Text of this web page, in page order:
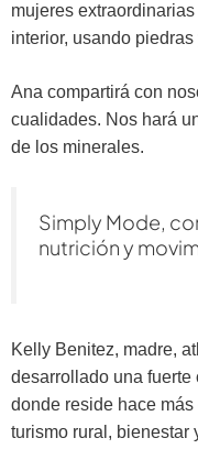
mujeres
interior, usando
Ana compartirá con
cualidades. Nos hará
de los minerales.
Simply Mode,
nutrición y
Kelly Benitez, madre,
desarrollado una
donde reside hace
turismo rural, bienestar